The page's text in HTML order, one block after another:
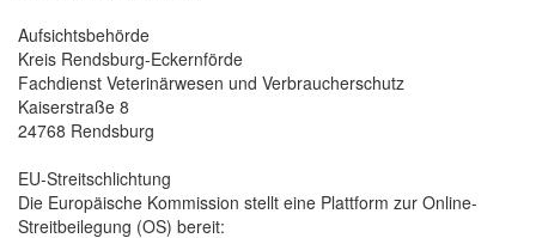
Aufsichtsbehörde
Kreis Rendsburg-Eckernförde
Fachdienst Veterinärwesen und Verbraucherschutz
Kaiserstraße 8
24768 Rendsburg
EU-Streitschlichtung
Die Europäische Kommission stellt eine Plattform zur Online-
Streitbeilegung (OS) bereit: